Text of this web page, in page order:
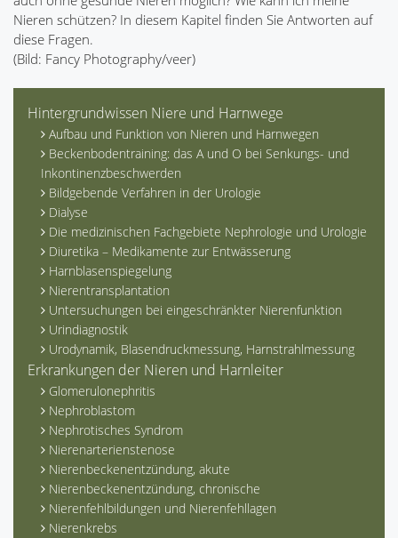
Nieren schützen? In diesem Kapitel finden Sie Antworten auf
diese Fragen.
(Bild: Fancy Photography/veer)
Hintergrundwissen Niere und Harnwege
Aufbau und Funktion von Nieren und Harnwegen
Beckenbodentraining: das A und O bei Senkungs- und
Inkontinenzbeschwerden
Bildgebende Verfahren in der Urologie
Dialyse
Die medizinischen Fachgebiete Nephrologie und Urologie
Diuretika – Medikamente zur Entwässerung
Harnblasenspiegelung
Nierentransplantation
Untersuchungen bei eingeschränkter Nierenfunktion
Urindiagnostik
Urodynamik, Blasendruckmessung, Harnstrahlmessung
Erkrankungen der Nieren und Harnleiter
Glomerulonephritis
Nephroblastom
Nephrotisches Syndrom
Nierenarterienstenose
Nierenbeckenentzündung, akute
Nierenbeckenentzündung, chronische
Nierenfehlbildungen und Nierenfehllagen
Nierenkrebs